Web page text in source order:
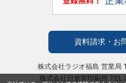
資料請求・お
株式会社ラジオ福島 営業局
株式会社日進堂印刷所 TEL